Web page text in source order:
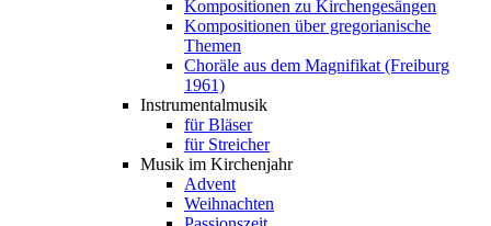
Kompositionen zu Kirchengesängen
Kompositionen über gregorianische
Themen
Choräle aus dem Magnifikat (Freiburg
1961)
Instrumentalmusik
für Bläser
für Streicher
Musik im Kirchenjahr
Advent
Weihnachten